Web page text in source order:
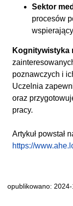
Sektor
procesów
Kognitywistyka
poznawczych i
Uczelnia
oraz
pracy.
Artykuł powstał
https://
opublikowano: